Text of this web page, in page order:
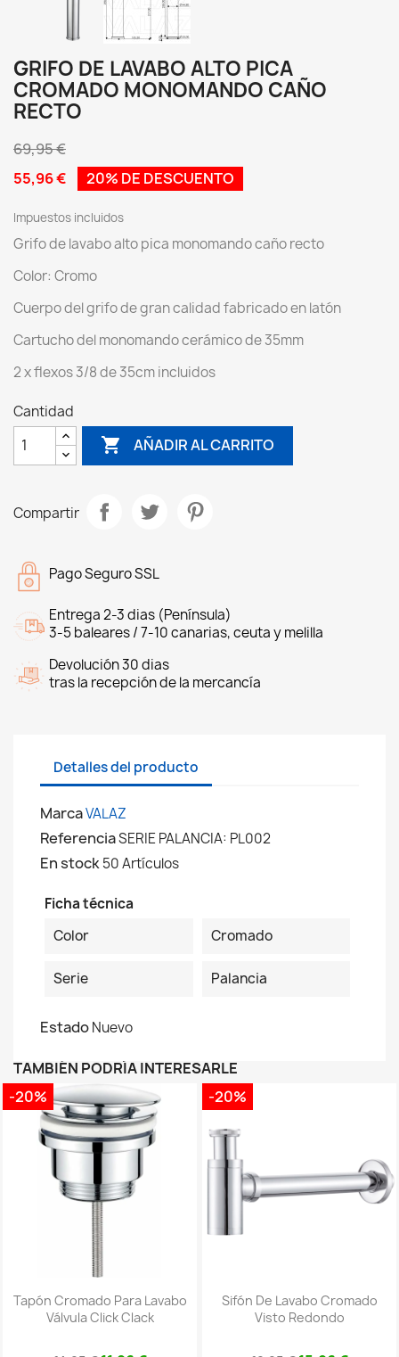
GRIFO DE LAVABO ALTO PICA
CROMADO MONOMANDO CAÑO
RECTO
69,95 €
55,96 €
20% DE DESCUENTO
Impuestos incluidos
Grifo de lavabo alto pica monomando caño recto
Color: Cromo
Cuerpo del grifo de gran calidad fabricado en latón
Cartucho del monomando cerámico de 35mm
2 x flexos 3/8 de 35cm incluidos
Cantidad
 AÑADIR AL CARRITO
Compartir
Pago Seguro SSL
Entrega 2-3 dias (Península)
3-5 baleares / 7-10 canarias, ceuta y melilla
Devolución 30 dias
tras la recepción de la mercancía
Detalles del producto
MarcaVALAZ
ReferenciaSERIE PALANCIA: PL002
En stock50 Artículos
Ficha técnica
Color
Cromado
Serie Palancia
EstadoNuevo
TAMBIÉN PODRÍA INTERESARLE
Tapón Cromado Para Lavabo
Válvula Click Clack
-20%
Sifón De Lavabo Cromado
Visto Redondo
-20%